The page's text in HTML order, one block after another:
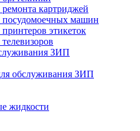
ремонта картриджей
посудомоечных машин
принтеров этикеток
ЗИП
обслуживания ЗИП
жидкости